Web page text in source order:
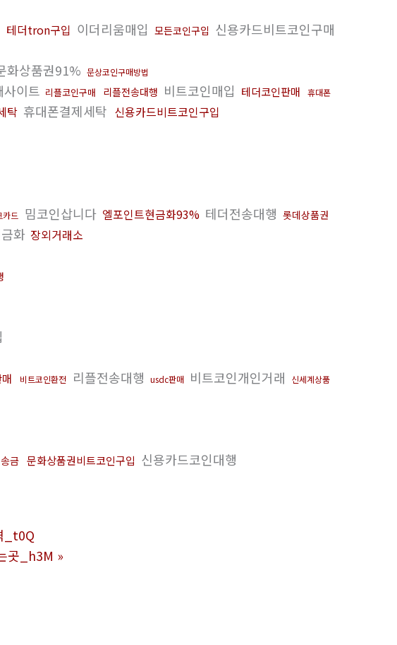
테더tron구입 이더리움매입 모든코인구입 신용카드비트코인구매
화상품권91% 문상코인구매방법
사이트 리플코인구매 리플전송대행 비트코인매입 테더코인판매
휴대폰
탁 휴대폰결제세탁 신용카드비트코인구입
카드 밈코인삽니다 엘포인트현금화93% 테더전송대행 롯데상품권
화 장외거래소
비트코인환전 리플전송대행 usdc판매 비트코인개인거래
신세계상품
금 문화상품권비트코인구입 신용카드코인대행
_t0Q
곳_h3M »